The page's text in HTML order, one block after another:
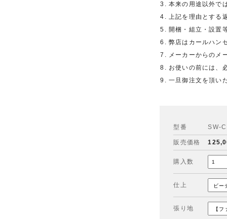
本来の用途以外で
上記を理由とする
開梱・組立・設置
弊店はカールハン
メーカーからのメ
お使いの前には、
一旦御注文を頂い
型番 SW-
販売価格
購入数
仕上
張り地